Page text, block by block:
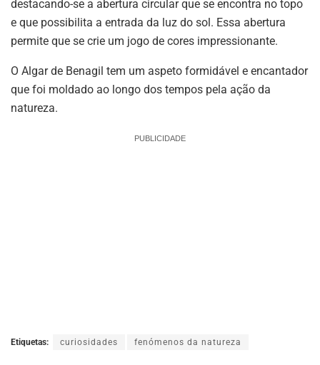
destacando-se a abertura circular que se encontra no topo
e que possibilita a entrada da luz do sol. Essa abertura
permite que se crie um jogo de cores impressionante.
O Algar de Benagil tem um aspeto formidável e encantador
que foi moldado ao longo dos tempos pela ação da
natureza.
PUBLICIDADE
Etiquetas: curiosidades fenómenos da natureza